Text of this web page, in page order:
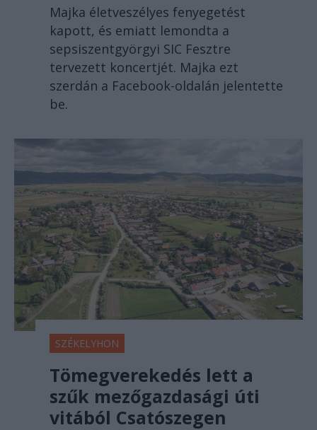
Majka életveszélyes fenyegetést
kapott, és emiatt lemondta a
sepsiszentgyörgyi SIC Fesztre
tervezett koncertjét. Majka ezt
szerdán a Facebook-oldalán jelentette
be.
SZÉKELYHON
Tömegverekedés lett a
szűk mezőgazdasági úti
vitából Csatószegen